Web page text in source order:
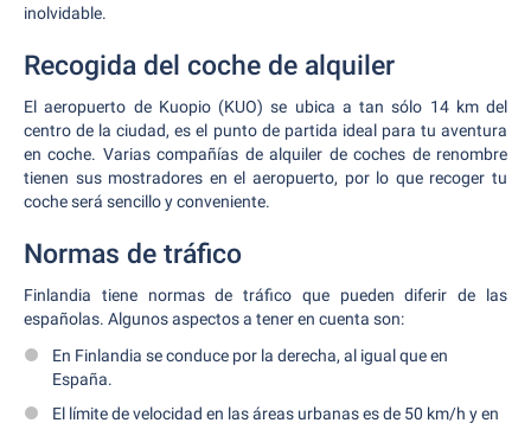
inolvidable.
Recogida del coche de alquiler
El aeropuerto de Kuopio (KUO) se ubica a tan sólo 14 km del
centro de la ciudad, es el punto de partida ideal para tu aventura
en coche. Varias compañías de alquiler de coches de renombre
tienen sus mostradores en el aeropuerto, por lo que recoger tu
coche será sencillo y conveniente.
Normas de tráfico
Finlandia tiene normas de tráfico que pueden diferir de las
españolas. Algunos aspectos a tener en cuenta son:
En Finlandia se conduce por la derecha, al igual que en
España.
El límite de velocidad en las áreas urbanas es de 50 km/h y en